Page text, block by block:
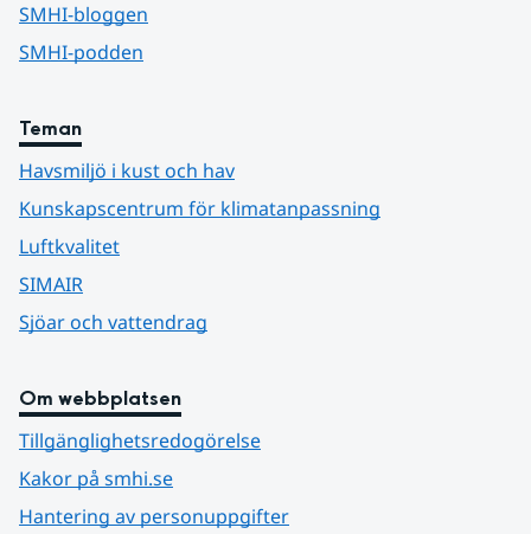
SMHI-bloggen
SMHI-podden
Teman
Havsmiljö i kust och hav
Kunskapscentrum för klimatanpassning
Luftkvalitet
SIMAIR
Sjöar och vattendrag
Om webbplatsen
Tillgänglighetsredogörelse
Kakor på smhi.se
Hantering av personuppgifter